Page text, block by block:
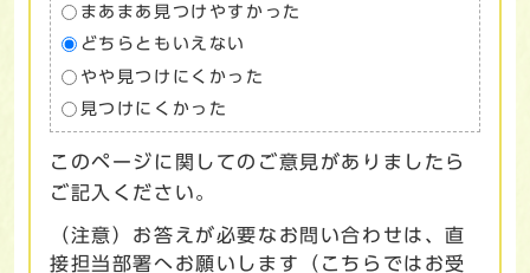
まあまあ見つけやすかった
どちらともいえない
やや見つけにくかった
見つけにくかった
このページに関してのご意見がありましたら
ご記入ください。
（注意）お答えが必要なお問い合わせは、直
接担当部署へお願いします（こちらではお受